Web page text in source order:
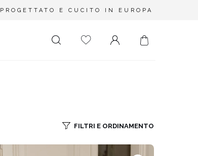
PROGETTATO E CUCITO IN EUROPA
QUADRATO
PLUS SIZE
FILTRI E ORDINAMENTO